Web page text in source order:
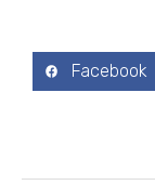
Facebook